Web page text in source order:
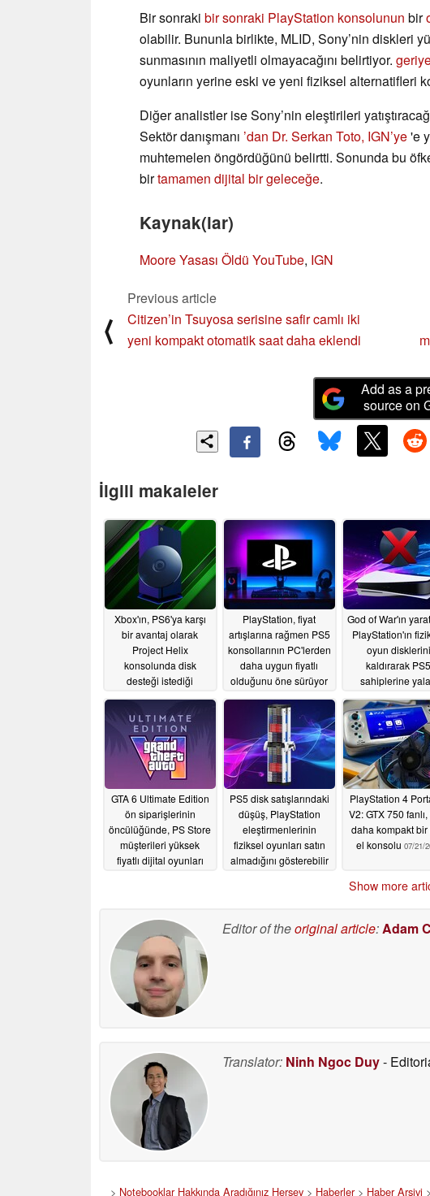
Bir sonraki bir sonraki PlayStation konsolunun bir
olabilir. Bununla birlikte, MLID, Sony’nin diskleri
sunmasının maliyetli olmayacağını belirtiyor.
oyunların yerine eski ve yeni fiziksel alternatifleri
Diğer analistler ise Sony’nin eleştirileri
Sektör danışmanı ’dan Dr. Serkan Toto, IGN’ye'e
muhtemelen öngördüğünü belirtti. Sonunda bu
birtamamen dijital bir geleceğe.
Kaynak(lar)
Moore Yasası Öldü YouTube, IGN
⟨
Previous article
Citizen’in Tsuyosa serisine safir camlı iki
yeni kompakt otomatik saat daha eklendi
Add as a
source on
İlgili makaleler
Xbox'ın, PS6'ya karşı
bir avantaj olarak
Project Helix
konsolunda disk
desteği istediği
08/01/2026
PlayStation, fiyat
artışlarına rağmen PS5
konsollarının PC'lerden
daha uygun fiyatlı
olduğunu öne sürüyor
08/01/2026
God of War'ın
PlayStation'ın
oyun disklerini
kaldırarak PS5
sahiplerine
07/30/2026
GTA 6 Ultimate Edition
ön siparişlerinin
öncülüğünde, PS Store
müşterileri yüksek
fiyatlı dijital oyunları
PS5 disk satışlarındaki
düşüş, PlayStation
eleştirmenlerinin
fiziksel oyunları satın
almadığını gösterebilir
PlayStation 4
V2: GTX 750 fanlı,
daha kompakt bir
el konsolu 07/21/
Show more
Editor of theoriginal article:Adam
Translator: Ninh Ngoc Duy-
> Notebooklar Hakkında Aradığınız Herşey> Haberler> Haber Arşivi >